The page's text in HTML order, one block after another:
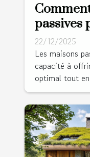
passives
et
22/12/2025
Les maisons
capacité à
optimal tout